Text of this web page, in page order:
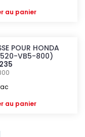
au panier
POUR HONDA
VB5-800)
au panier